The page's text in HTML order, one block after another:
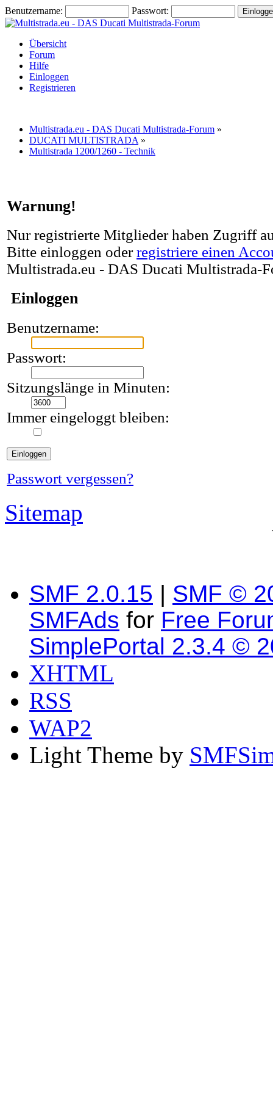
Benutzername: Passwort:
Übersicht
Forum
Hilfe
Einloggen
Registrieren
Multistrada.eu - DAS Ducati Multistrada-Forum »
DUCATI MULTISTRADA »
Multistrada 1200/1260 - Technik
Warnung!
Nur registrierte Mitglieder haben Zugriff
Bitte einloggen oderregistriere einen
Multistrada.eu - DAS Ducati Multistrada-
Einloggen
Benutzername:
Passwort:
Sitzungslänge in Minuten:
Immer eingeloggt bleiben:
Passwort vergessen?
Sitemap
SMF 2.0.15 | SMF ©
SMFAds for Free
SimplePortal 2.3.4 ©
XHTML
RSS
WAP2
Light Theme by